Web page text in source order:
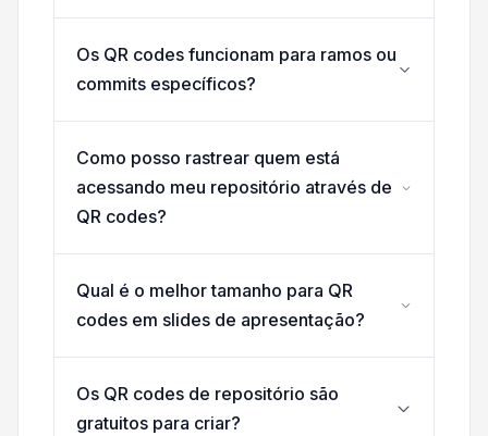
Os QR codes funcionam para ramos ou
commits específicos?
Como posso rastrear quem está
acessando meu repositório através de
QR codes?
Qual é o melhor tamanho para QR
codes em slides de apresentação?
Os QR codes de repositório são
gratuitos para criar?